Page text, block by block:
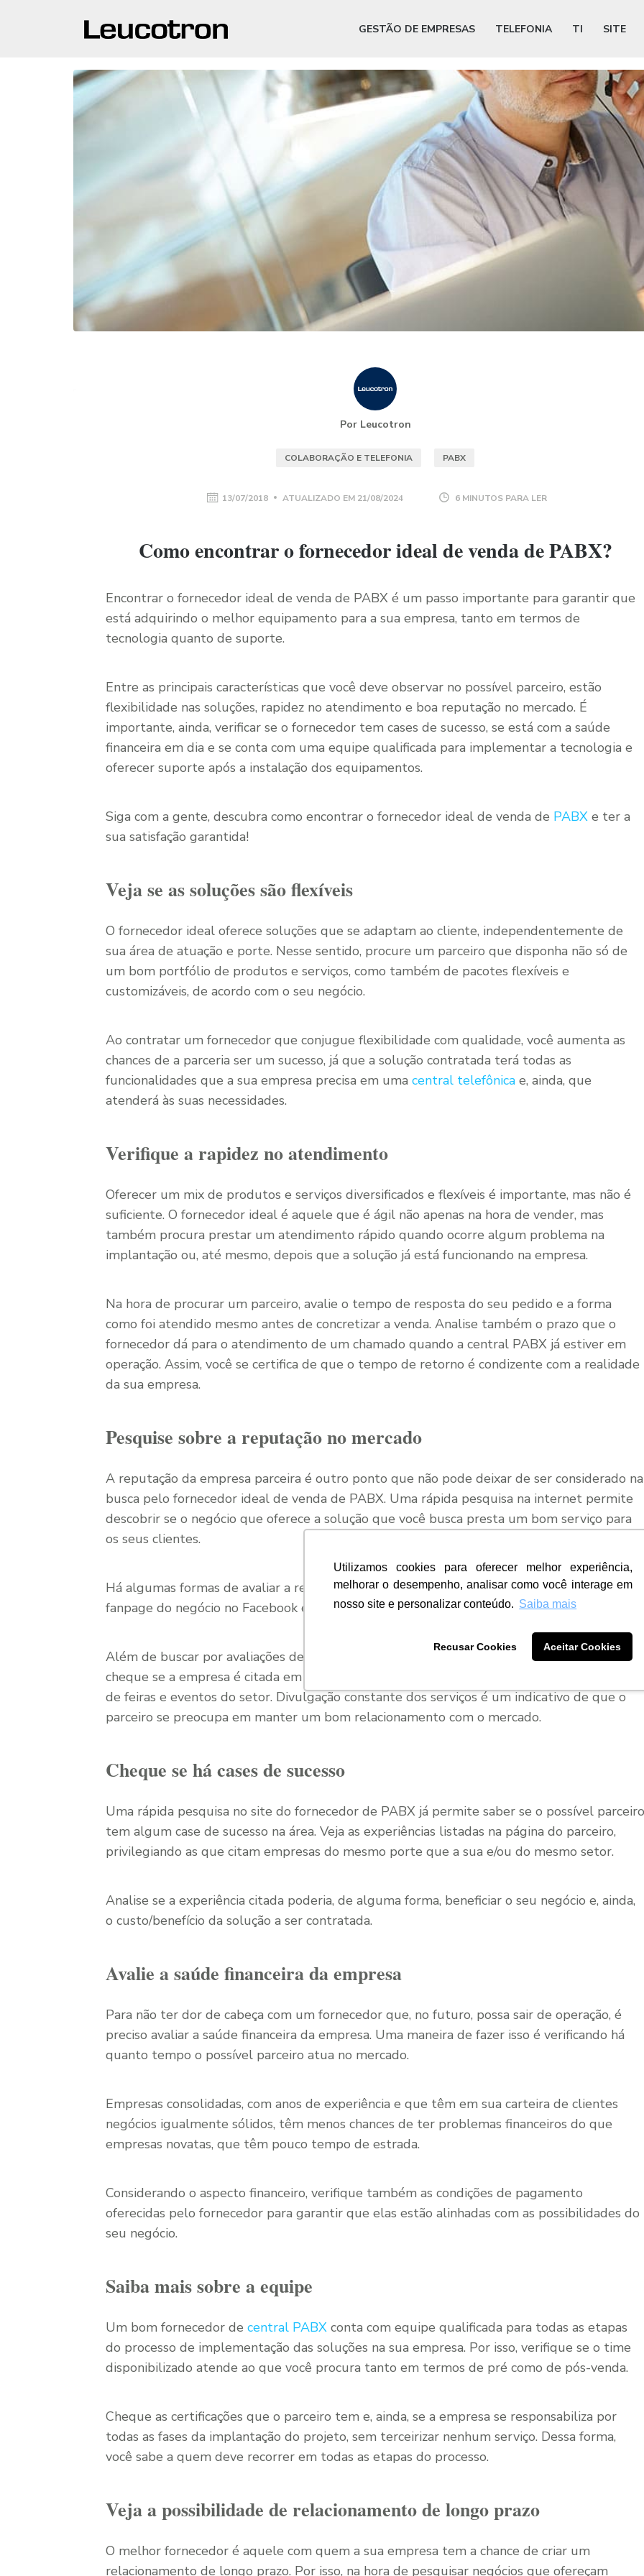
Utilizamos cookies para oferecer melhor experiência,
melhorar o desempenho, analisar como você interage em
nosso site e personalizar conteúdo. Saiba mais
Recusar Cookies Aceitar Cookies
GESTÃO DE EMPRESAS TELEFONIA TI SITE
Por Leucotron
COLABORAÇÃO E TELEFONIA PABX
13/07/2018 ATUALIZADO EM 21/08/2024 6 MINUTOS PARA LER
Como encontrar o fornecedor ideal de venda de PABX?
Encontrar o fornecedor ideal de venda de PABX é um passo importante para garantir que
está adquirindo o melhor equipamento para a sua empresa, tanto em termos de
tecnologia quanto de suporte.
Entre as principais características que você deve observar no possível parceiro, estão
flexibilidade nas soluções, rapidez no atendimento e boa reputação no mercado. É
importante, ainda, verificar se o fornecedor tem cases de sucesso, se está com a saúde
financeira em dia e se conta com uma equipe qualificada para implementar a tecnologia e
oferecer suporte após a instalação dos equipamentos.
Siga com a gente, descubra como encontrar o fornecedor ideal de venda de PABX e ter a
sua satisfação garantida!
Veja se as soluções são flexíveis
O fornecedor ideal oferece soluções que se adaptam ao cliente, independentemente de
sua área de atuação e porte. Nesse sentido, procure um parceiro que disponha não só de
um bom portfólio de produtos e serviços, como também de pacotes flexíveis e
customizáveis, de acordo com o seu negócio.
Ao contratar um fornecedor que conjugue flexibilidade com qualidade, você aumenta as
chances de a parceria ser um sucesso, já que a solução contratada terá todas as
funcionalidades que a sua empresa precisa em uma central telefônica e, ainda, que
atenderá às suas necessidades.
Verifique a rapidez no atendimento
Oferecer um mix de produtos e serviços diversificados e flexíveis é importante, mas não é
suficiente. O fornecedor ideal é aquele que é ágil não apenas na hora de vender, mas
também procura prestar um atendimento rápido quando ocorre algum problema na
implantação ou, até mesmo, depois que a solução já está funcionando na empresa.
Na hora de procurar um parceiro, avalie o tempo de resposta do seu pedido e a forma
como foi atendido mesmo antes de concretizar a venda. Analise também o prazo que o
fornecedor dá para o atendimento de um chamado quando a central PABX já estiver em
operação. Assim, você se certifica de que o tempo de retorno é condizente com a realidade
da sua empresa.
Pesquise sobre a reputação no mercado
A reputação da empresa parceira é outro ponto que não pode deixar de ser considerado na
busca pelo fornecedor ideal de venda de PABX. Uma rápida pesquisa na internet permite
descobrir se o negócio que oferece a solução que você busca presta um bom serviço para
os seus clientes.
Há algumas formas de avaliar a reputação da empresa. Entre elas, buscar por avaliações na
fanpage do negócio no Facebook e fazer uma pesquisa em sites como Reclame Aqui.
Além de buscar por avaliações de clientes e ex-clientes do fornecedor em potencial,
cheque se a empresa é citada em publicações do mercado e, ainda, se costuma participar
de feiras e eventos do setor. Divulgação constante dos serviços é um indicativo de que o
parceiro se preocupa em manter um bom relacionamento com o mercado.
Cheque se há cases de sucesso
Uma rápida pesquisa no site do fornecedor de PABX já permite saber se o possível parceiro
tem algum case de sucesso na área. Veja as experiências listadas na página do parceiro,
privilegiando as que citam empresas do mesmo porte que a sua e/ou do mesmo setor.
Analise se a experiência citada poderia, de alguma forma, beneficiar o seu negócio e, ainda,
o custo/benefício da solução a ser contratada.
Avalie a saúde financeira da empresa
Para não ter dor de cabeça com um fornecedor que, no futuro, possa sair de operação, é
preciso avaliar a saúde financeira da empresa. Uma maneira de fazer isso é verificando há
quanto tempo o possível parceiro atua no mercado.
Empresas consolidadas, com anos de experiência e que têm em sua carteira de clientes
negócios igualmente sólidos, têm menos chances de ter problemas financeiros do que
empresas novatas, que têm pouco tempo de estrada.
Considerando o aspecto financeiro, verifique também as condições de pagamento
oferecidas pelo fornecedor para garantir que elas estão alinhadas com as possibilidades do
seu negócio.
Saiba mais sobre a equipe
Um bom fornecedor de central PABX conta com equipe qualificada para todas as etapas
do processo de implementação das soluções na sua empresa. Por isso, verifique se o time
disponibilizado atende ao que você procura tanto em termos de pré como de pós-venda.
Cheque as certificações que o parceiro tem e, ainda, se a empresa se responsabiliza por
todas as fases da implantação do projeto, sem terceirizar nenhum serviço. Dessa forma,
você sabe a quem deve recorrer em todas as etapas do processo.
Veja a possibilidade de relacionamento de longo prazo
O melhor fornecedor é aquele com quem a sua empresa tem a chance de criar um
relacionamento de longo prazo. Por isso, na hora de pesquisar negócios que ofereçam